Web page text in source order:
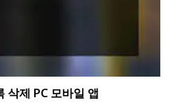
삭제 PC 모바일 앱